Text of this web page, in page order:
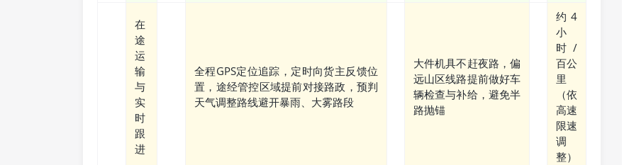
在
途
运
输
与
实
时
跟
进
全程GPS定位追踪，定时向货主反馈位
置，途经管控区域提前对接路政，预判
天气调整路线避开暴雨、大雾路段
大件机具不赶夜路，偏
远山区线路提前做好车
辆检查与补给，避免半
路抛锚
约4
小
时/
百公
里
（依
高速
限速
调
整）